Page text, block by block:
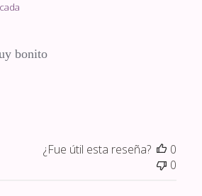
bonito
¿Fue útil esta reseña?
0
0